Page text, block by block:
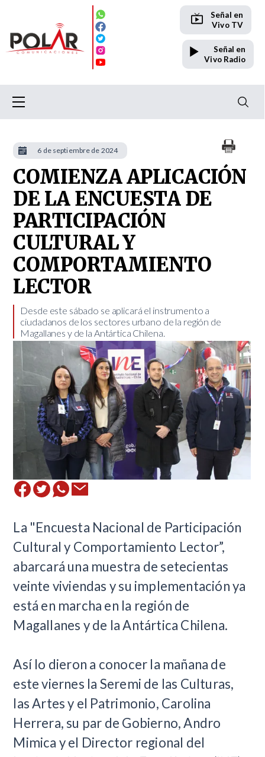
Señal en
Vivo TV
Señal en
Vivo Radio
COMIENZA APLICACIÓN
DE LA ENCUESTA DE
PARTICIPACIÓN
CULTURAL Y
COMPORTAMIENTO
LECTOR
​Desde este sábado se aplicará el instrumento a
ciudadanos de los sectores urbano de la región de
Magallanes y de la Antártica Chilena.
​La "Encuesta Nacional de Participación
Cultural y Comportamiento Lector”,
abarcará una muestra de setecientas
veinte viviendas y su implementación ya
está en marcha en la región de
Magallanes y de la Antártica Chilena.
Así lo dieron a conocer la mañana de
este viernes la Seremi de las Culturas,
las Artes y el Patrimonio, Carolina
Herrera, su par de Gobierno, Andro
Mimica y el Director regional del
6 de septiembre de 2024